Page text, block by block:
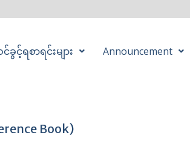
င်ခွင့်ရစာရင်းများ Announcement
Book)